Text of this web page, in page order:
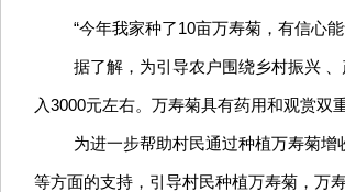
“今年我家种了10亩万寿菊，有信心
据了解，为引导农户围绕乡村振兴
入3000元左右。万寿菊具有药用和观赏
为进一步帮助村民通过种植万寿菊
等方面的支持，引导村民种植万寿菊，万